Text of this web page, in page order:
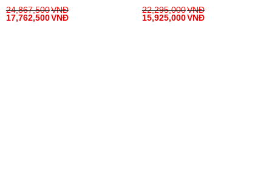
24,867,500VNĐ
17,762,500VNĐ
22,295,000VNĐ
15,925,000VNĐ